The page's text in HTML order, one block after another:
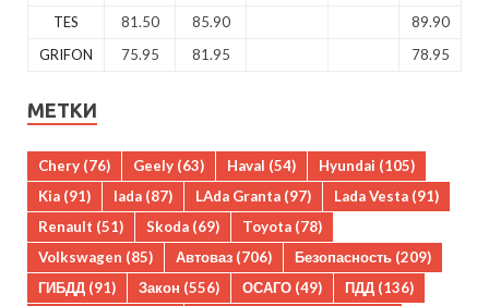
TES
81.50 85.90
89.90
GRIFON
75.95 81.95 78.95
МЕТКИ
Chery (76) Geely (63) Haval (54) Hyundai (105)
Kia (91) lada (87) LAda Granta (97) Lada Vesta (91)
Renault (51) Skoda (69) Toyota (78)
Volkswagen (85) Автоваз (706) Безопасность (209)
ГИБДД (91) Закон (556) ОСАГО (49) ПДД (136)